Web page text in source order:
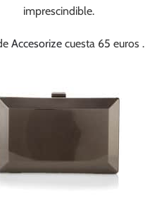
imprescindible.
Accesorize cuesta 65 euros .